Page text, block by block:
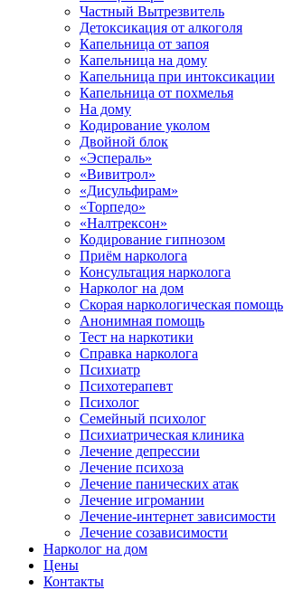
Частный Вытрезвитель
Детоксикация от алкоголя
Капельница от запоя
Капельница на дому
Капельница при интоксикации
Капельница от похмелья
На дому
Кодирование уколом
Двойной блок
«Эспераль»
«Вивитрол»
«Дисульфирам»
«Торпедо»
«Налтрексон»
Кодирование гипнозом
Приём нарколога
Консультация нарколога
Нарколог на дом
Скорая наркологическая помощь
Анонимная помощь
Тест на наркотики
Справка нарколога
Психиатр
Психотерапевт
Психолог
Семейный психолог
Психиатрическая клиника
Лечение депрессии
Лечение психоза
Лечение панических атак
Лечение игромании
Лечение-интернет зависимости
Лечение созависимости
Нарколог на дом
Цены
Контакты